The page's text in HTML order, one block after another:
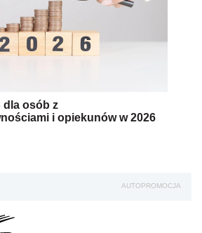
dla osób z
i opiekunów w 2026
AUTOPROMOCJA